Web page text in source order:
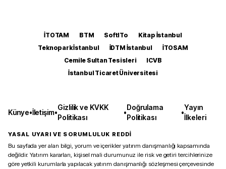
İTOTAM BTM SoftITo
Kitap İstanbul
Teknopark İstanbul
İDTM İstanbul
İTOSAM
Cemile Sultan Tesisleri
ICVB
İstanbul Ticaret Üniversitesi
Künye•İletişim•
Gizlilik ve KVKK
Politikası
•
Doğrulama
Politikası
•
Yayın
İlkeleri
YASAL UYARI VE SORUMLULUK REDDİ
Bu sayfada yer alan bilgi, yorum ve içerikler yatırım danışmanlığı kapsamında
değildir. Yatırım kararları, kişisel mali durumunuz ile risk ve getiri tercihlerinize
göre yetkili kurumlarla yapılacak yatırım danışmanlığı sözleşmesi çerçevesinde